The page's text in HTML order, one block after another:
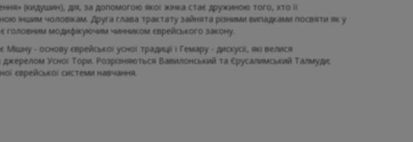
(кидушин), дія, за допомогою якої жінка стає дружиною того, хто її
чоловікам. Друга глава трактату зайнята різними випадками посвяти як у
головним модифікуючим чинником єврейського закону.
- основу єврейської усної традиції і Гемару - дискусії, які велися
джерелом Усної Тори. Розрізняються Вавилонський та Єрусалимський Талмуди;
єврейської системи навчання.